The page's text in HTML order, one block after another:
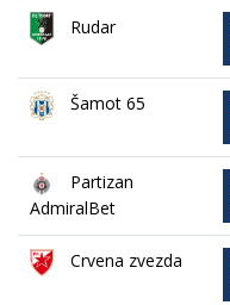
Rudar
Šamot 65
Partizan
AdmiralBet
Crvena zvezda